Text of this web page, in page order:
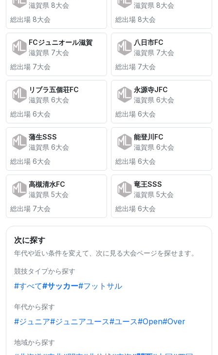
滋賀県 8大会
総出場 8大会
滋賀県 8大会
総出場 8大会
FCジュニオール滋賀
滋賀県 7大会
総出場 7大会
八日市FC
滋賀県 7大会
総出場 7大会
リブラ五個荘FC
滋賀県 6大会
総出場 6大会
永源寺JFC
滋賀県 6大会
総出場 6大会
蒲生SSS
滋賀県 6大会
総出場 6大会
能登川FC
滋賀県 6大会
総出場 6大会
高槻清水FC
滋賀県 5大会
総出場 7大会
竜王SSS
滋賀県 5大会
総出場 6大会
次に探す
年代や近い条件を変えて、次に見る大会ページを探せます。
競技タイプから探す
#すべて#サッカー#フットサル
年代から探す
#ジュニア#ジュニアユース#ユース#Open#Over
地域から探す